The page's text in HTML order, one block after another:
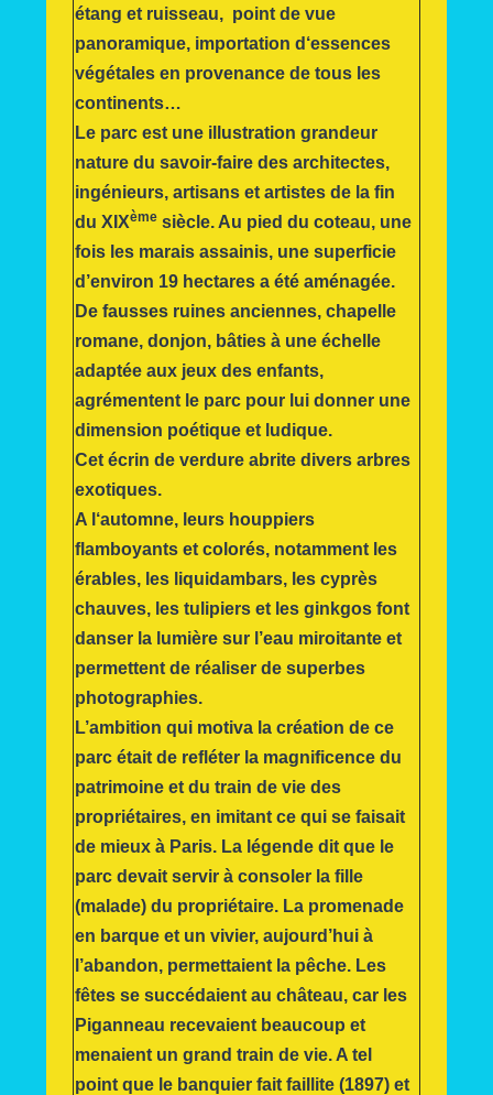
étang et ruisseau, point de vue
panoramique, importation d‘essences
végétales en provenance de tous les
continents…
Le parc est une illustration grandeur
nature du savoir-faire des architectes,
ingénieurs, artisans et artistes de la fin
du XIXèmesiècle. Au pied du coteau, une
fois les marais assainis, une superficie
d’environ 19 hectares a été aménagée.
De fausses ruines anciennes, chapelle
romane, donjon, bâties à une échelle
adaptée aux jeux des enfants,
agrémentent le parc pour lui donner une
dimension poétique et ludique.
Cet écrin de verdure abrite divers arbres
exotiques.
A l‘automne, leurs houppiers
flamboyants et colorés, notamment les
érables, les liquidambars, les cyprès
chauves, les tulipiers et les ginkgos font
danser la lumière sur l’eau miroitante et
permettent de réaliser de superbes
photographies.
L’ambition qui motiva la création de ce
parc était de refléter la magnificence du
patrimoine et du train de vie des
propriétaires, en imitant ce qui se faisait
de mieux à Paris. La légende dit que le
parc devait servir à consoler la fille
(malade) du propriétaire. La promenade
en barque et un vivier, aujourd’hui à
l’abandon, permettaient la pêche. Les
fêtes se succédaient au château, car les
Piganneau recevaient beaucoup et
menaient un grand train de vie. A tel
point que le banquier fait faillite (1897) et